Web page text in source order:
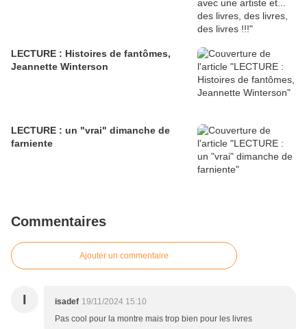
LECTURE : Histoires de fantômes,
Jeannette Winterson
LECTURE : un "vrai" dimanche de
farniente
Commentaires
Ajouter un commentaire
I isadef 19/11/2024 15:10
Pas cool pour la montre mais trop bien pour les livres